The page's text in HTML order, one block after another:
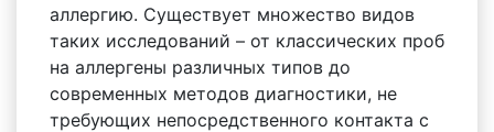
аллергию. Существует множество видов
таких исследований – от классических проб
на аллергены различных типов до
современных методов диагностики, не
требующих непосредственного контакта с